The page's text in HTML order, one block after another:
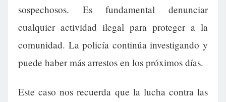
sospechosos. Es fundamental denunciar
cualquier actividad ilegal para proteger a la
comunidad. La policía continúa investigando y
puede haber más arrestos en los próximos días.
Este caso nos recuerda que la lucha contra las